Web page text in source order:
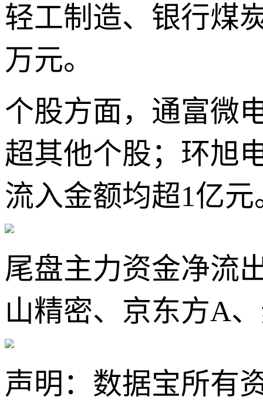
轻工制造、银行煤
万元。
个股方面，通富微
超其他个股；环旭
流入金额均超1亿元
尾盘主力资金净流
山精密、京东方A
声明：数据宝所有